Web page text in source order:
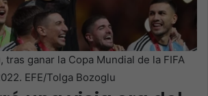
tras ganar la Copa Mundial de la FIFA
EFE/Tolga Bozoglu